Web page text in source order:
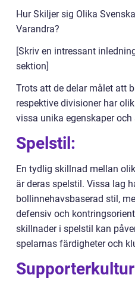
Hur Skiljer sig Olika
Varandra?
[Skriv en intressant
sektion]
Trots att de delar målet att
respektive divisioner har
vissa unika egenskaper
Spelstil:
En tydlig skillnad mellan
är deras spelstil. Vissa lag
bollinnehavsbaserad stil,
defensiv och
skillnader i spelstil kan
spelarnas färdigheter och